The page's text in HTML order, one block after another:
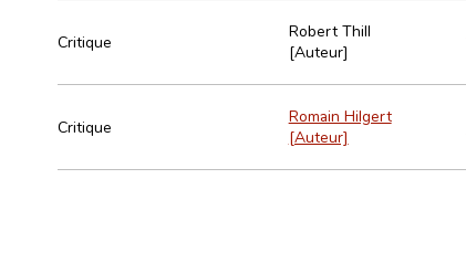
Critique
Robert Thill
[Auteur]
Critique
Romain Hilgert
[Auteur]